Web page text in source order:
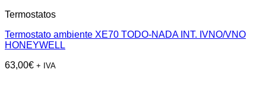
Termostatos
Termostato ambiente XE70 TODO-NADA INT. IVNO/VNO
HONEYWELL
63,00€ + IVA